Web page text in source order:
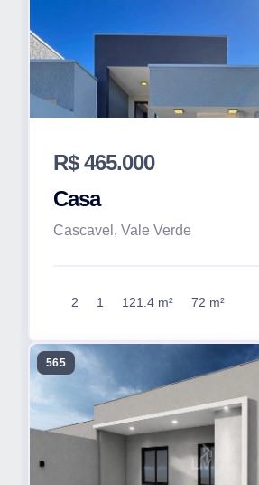
R$ 465.000
Casa
Cascavel, Vale Verde
2 1 121.4 m² 72 m²
565